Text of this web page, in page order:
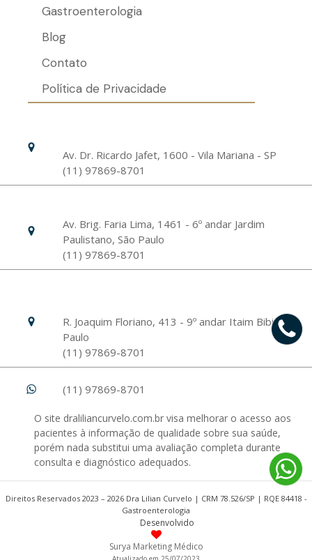
Gastroenterologia
Blog
Contato
Política de Privacidade
Av. Dr. Ricardo Jafet, 1600 - Vila Mariana - SP
(11) 97869-8701
Av. Brig. Faria Lima, 1461 - 6º andar Jardim
Paulistano, São Paulo
(11) 97869-8701
R. Joaquim Floriano, 413 - 9º andar Itaim Bibi, São
Paulo
(11) 97869-8701
(11) 97869-8701
O site draliliancurvelo.com.br visa melhorar o acesso aos
pacientes à informação de qualidade sobre sua saúde,
porém nada substitui uma avaliação completa durante
consulta e diagnóstico adequados.
Direitos Reservados 2023 – 2026 Dra Lilian Curvelo | CRM 78.526/SP | RQE 84418 -
Gastroenterologia
Desenvolvido
Surya Marketing Médico